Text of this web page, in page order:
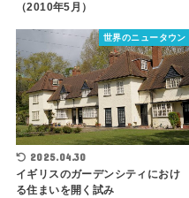
（2010年5月）
世界のニュータウン
2025.04.30
イギリスのガーデンシティにおけ
る住まいを開く試み